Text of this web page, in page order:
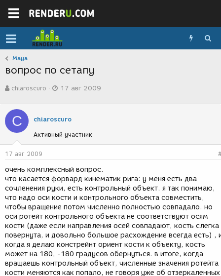
Maya
вопрос по сетапу
в
о
р
т
е
м
ы
chiaroscuro
а
с
з
д
и
я
17 авг 2009
C chiaroscuro
Активный участник
17 авг 2009
очень комплексный вопрос.
что касается форвард кинематик рига: у меня есть два
сочленения руки, есть контрольный объект. я так понимаю,
что надо оси кости и контрольного объекта совместить,
чтобы вращение потом численно полностью совпадало. но
оси ротейт контрольного объекта не соответствуют осям
кости (даже если направления осей совпадают, кость слегка
повернута, и довольно большое расхождение всегда есть) ,
когда я делаю констрейнт ориент кости к объекту, кость
может на 180, -180 градусов обернуться. в итоге, когда
вращаешь контрольный объект, численные значения ротейта
кости меняются как попало, не говоря уже об отзеркаленных